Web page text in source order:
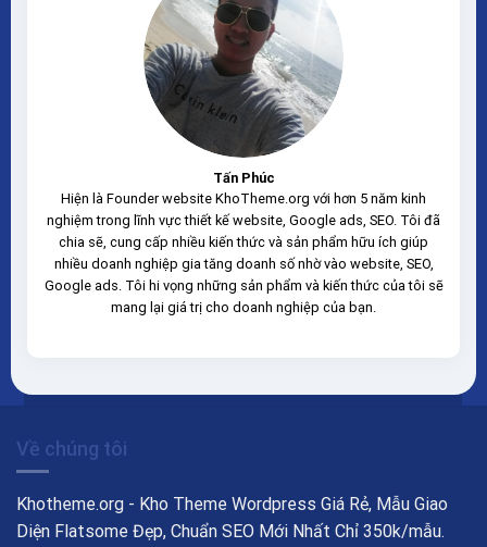
Tấn Phúc
Hiện là Founder website KhoTheme.org với hơn 5 năm kinh
nghiệm trong lĩnh vực thiết kế website, Google ads, SEO. Tôi đã
chia sẽ, cung cấp nhiều kiến thức và sản phẩm hữu ích giúp
nhiều doanh nghiệp gia tăng doanh số nhờ vào website, SEO,
Google ads. Tôi hi vọng những sản phẩm và kiến thức của tôi sẽ
mang lại giá trị cho doanh nghiệp của bạn.
Về chúng tôi
Khotheme.org - Kho Theme Wordpress Giá Rẻ, Mẫu Giao
Diện Flatsome Đẹp, Chuẩn SEO Mới Nhất Chỉ 350k/mẫu.